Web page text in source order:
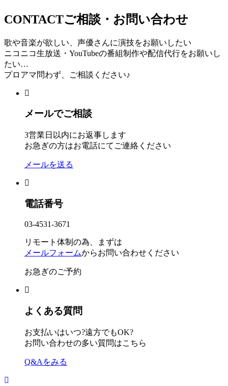
CONTACTご相談・お問い合わせ
歌や音楽が欲しい、声優さんに演技をお願いしたい
ニコニコ生放送・YouTubeの番組制作や配信代行をお願いし
たい…
プロアマ問わず、ご相談ください♪
メールでご相談
3営業日以内にお返事します
お急ぎの方はお電話にてご連絡ください
メールを送る
電話番号
03-4531-3671
リモート体制の為、まずは
メールフォームからお問い合わせください
お急ぎのご予約
よくある質問
お支払いはいつ?遠方でもOK?
お問い合わせの多い質問はこちら
Q&Aをみる